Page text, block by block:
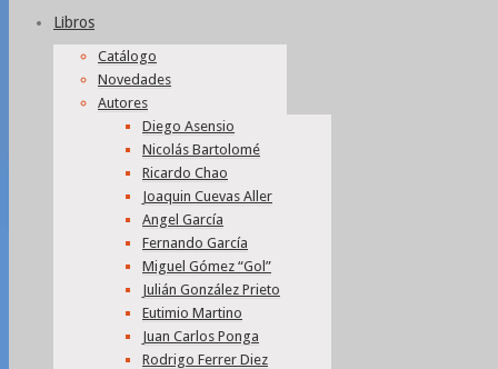
Libros
Catálogo
Novedades
Autores
Diego Asensio
Nicolás Bartolomé
Ricardo Chao
Joaquin Cuevas Aller
Angel García
Fernando García
Miguel Gómez “Gol”
Julián González Prieto
Eutimio Martino
Juan Carlos Ponga
Rodrigo Ferrer Diez